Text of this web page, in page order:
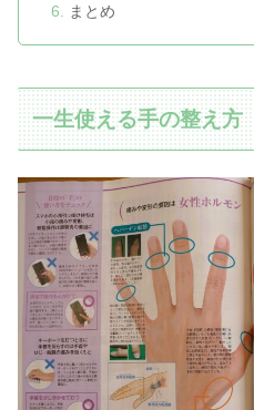
まとめ
一生使える手の整え方